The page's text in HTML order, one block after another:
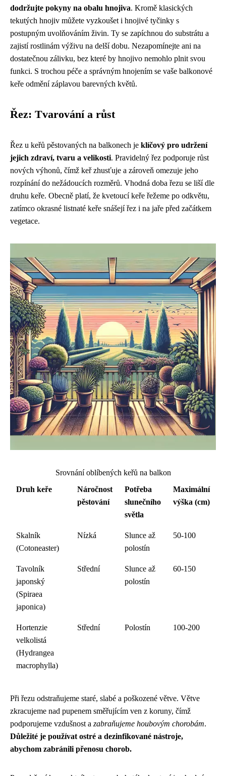
dodržujte pokyny na obalu hnojiva. Kromě klasických
tekutých hnojiv můžete vyzkoušet i hnojivé tyčinky s
postupným uvolňováním živin. Ty se zapíchnou do substrátu a
zajistí rostlinám výživu na delší dobu. Nezapomínejte ani na
dostatečnou zálivku, bez které by hnojivo nemohlo plnit svou
funkci. S trochou péče a správným hnojením se vaše balkonové
keře odmění záplavou barevných květů.
Řez: Tvarování a růst
Řez u keřů pěstovaných na balkonech je klíčový pro udržení
jejich zdraví, tvaru a velikosti. Pravidelný řez podporuje růst
nových výhonů, čímž keř zhusťuje a zároveň omezuje jeho
rozpínání do nežádoucích rozměrů. Vhodná doba řezu se liší dle
druhu keře. Obecně platí, že kvetoucí keře řežeme po odkvětu,
zatímco okrasné listnaté keře snášejí řez i na jaře před začátkem
vegetace.
Srovnání oblíbených keřů na balkon
Druh keře
Náročnost
pěstování
Potřeba
slunečního
světla
Maximální
výška (cm)
Skalník
(Cotoneaster)
Nízká
Slunce až
polostín
50-100
Tavolník
japonský
(Spiraea
japonica)
Střední
Slunce až
polostín
60-150
Hortenzie
velkolistá
(Hydrangea
macrophylla)
Střední Polostín 100-200
Při řezu odstraňujeme staré, slabé a poškozené větve. Větve
zkracujeme nad pupenem směřujícím ven z koruny, čímž
podporujeme vzdušnost a zabraňujeme houbovým chorobám.
Důležité je používat ostré a dezinfikované nástroje,
abychom zabránili přenosu chorob.